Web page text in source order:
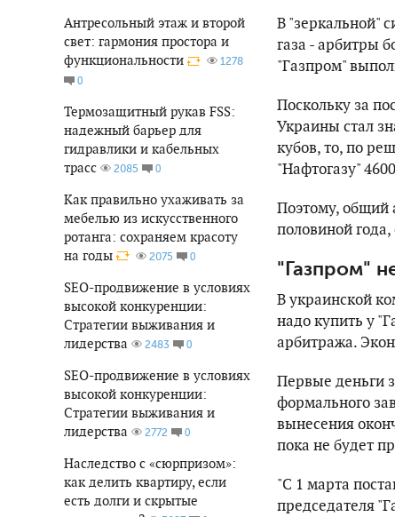
Антресольный этаж и второй
свет: гармония простора и
функциональности
1278
0
Термозащитный рукав FSS:
надежный барьер для
гидравлики и кабельных
трасс
2085 0
Как правильно ухаживать за
мебелью из искусственного
ротанга: сохраняем красоту
на годы
2075 0
SEO-продвижение в условиях
высокой конкуренции:
Стратегии выживания и
лидерства
2483 0
SEO-продвижение в условиях
высокой конкуренции:
Стратегии выживания и
лидерства
2772 0
Наследство с «сюрпризом»:
как делить квартиру, если
есть долги и скрытые
В "зеркальной"
газа - арбитры
"Газпром"
Поскольку за
Украины стал
кубов, то, по
"Нафтогазу"
Поэтому, общий
половиной года,
"Газпром"
В украинской
надо купить у
арбитража.
Первые деньги
формального
вынесения
пока не будет
"С 1 марта
председателя